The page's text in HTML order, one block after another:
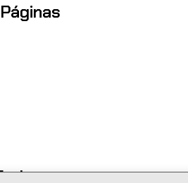
Páginas